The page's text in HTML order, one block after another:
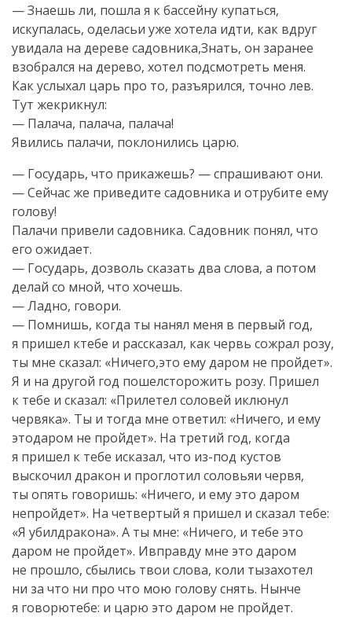
— Знаешь ли, пошла я к бассейну купаться,
искупалась, оделасьи уже хотела идти, как вдруг
увидала на дереве садовника,Знать, он заранее
взобрался на дерево, хотел подсмотреть меня.
Как услыхал царь про то, разъярился, точно лев.
Тут жекрикнул:
— Палача, палача, палача!
Явились палачи, поклонились царю.
— Государь, что прикажешь? — спрашивают они.
— Сейчас же приведите садовника и отрубите ему
голову!
Палачи привели садовника. Садовник понял, что
его ожидает.
— Государь, дозволь сказать два слова, а потом
делай со мной, что хочешь.
— Ладно, говори.
— Помнишь, когда ты нанял меня в первый год,
я пришел ктебе и рассказал, как червь сожрал розу,
ты мне сказал: «Ничего,это ему даром не пройдет».
Я и на другой год пошелсторожить розу. Пришел
к тебе и сказал: «Прилетел соловей иклюнул
червяка». Ты и тогда мне ответил: «Ничего, и ему
этодаром не пройдет». На третий год, когда
я пришел к тебе исказал, что из-под кустов
выскочил дракон и проглотил соловьяи червя,
ты опять говоришь: «Ничего, и ему это даром
непройдет». На четвертый я пришел и сказал тебе:
«Я убилдракона». А ты мне: «Ничего, и тебе это
даром не пройдет». Ивправду мне это даром
не прошло, сбылись твои слова, коли тызахотел
ни за что ни про что мою голову снять. Нынче
я говорютебе: и царю это даром не пройдет.